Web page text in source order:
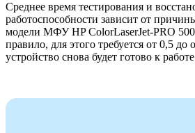
Среднее время тестирования и
работоспособности зависит от
модели МФУ HP ColorLaserJet-PRO
правило, для этого требуется от 0,5 до
устройство снова будет готово к